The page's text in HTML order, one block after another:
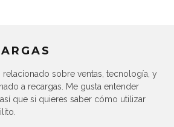
sobre ventas, tecnología, y
a recargas. Me gusta entender
que si quieres saber cómo utilizar